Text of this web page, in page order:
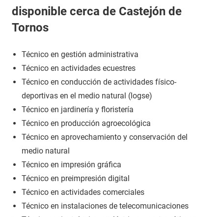
disponible cerca de Castejón de
Tornos
Técnico en gestión administrativa
Técnico en actividades ecuestres
Técnico en conducción de actividades físico-
deportivas en el medio natural (logse)
Técnico en jardinería y floristería
Técnico en producción agroecológica
Técnico en aprovechamiento y conservación del
medio natural
Técnico en impresión gráfica
Técnico en preimpresión digital
Técnico en actividades comerciales
Técnico en instalaciones de telecomunicaciones